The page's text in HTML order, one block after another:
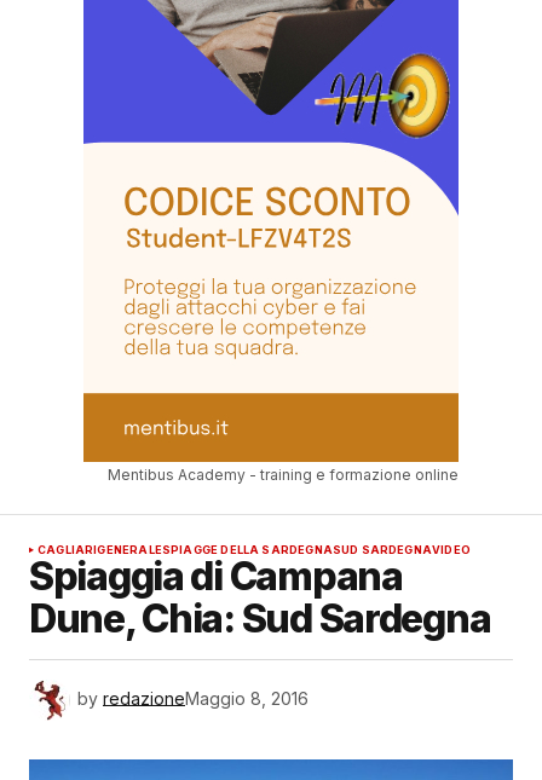
Mentibus Academy - training e formazione online
CAGLIARIGENERALESPIAGGE DELLA SARDEGNASUD SARDEGNAVIDEO
Spiaggia di Campana
Dune, Chia: Sud Sardegna
by redazioneMaggio 8, 2016